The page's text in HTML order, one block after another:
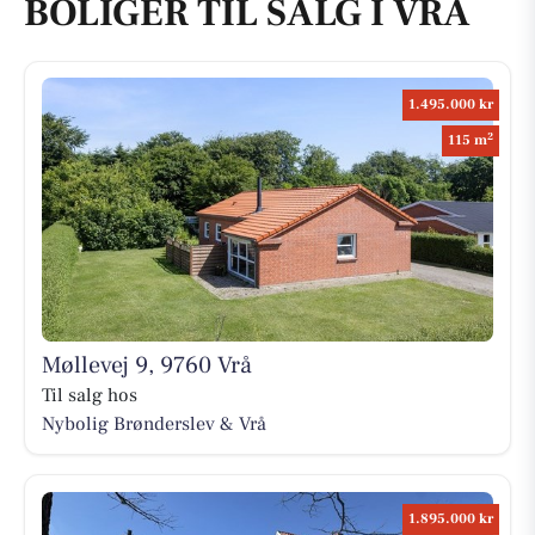
BOLIGER TIL SALG I VRÅ
1.495.000 kr
115 m2
Møllevej 9, 9760 Vrå
Til salg hos
Nybolig Brønderslev & Vrå
1.895.000 kr